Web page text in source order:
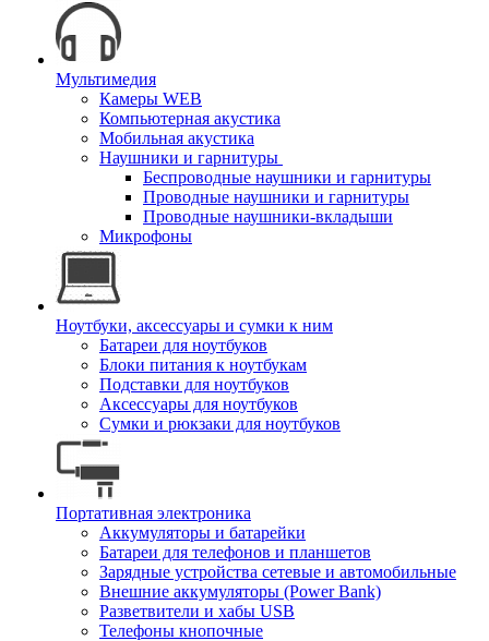
Мультимедия
Камеры WEB
Компьютерная акустика
Мобильная акустика
Наушники и гарнитуры
Беспроводные наушники и гарнитуры
Проводные наушники и гарнитуры
Проводные наушники-вкладыши
Микрофоны
Ноутбуки, аксессуары и сумки к ним
Батареи для ноутбуков
Блоки питания к ноутбукам
Подставки для ноутбуков
Аксессуары для ноутбуков
Сумки и рюкзаки для ноутбуков
Портативная электроника
Аккумуляторы и батарейки
Батареи для телефонов и планшетов
Зарядные устройства сетевые и автомобильные
Внешние аккумуляторы (Power Bank)
Разветвители и хабы USB
Телефоны кнопочные